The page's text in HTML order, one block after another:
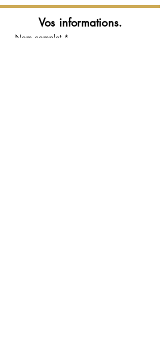
Vos informations.
Nom complet